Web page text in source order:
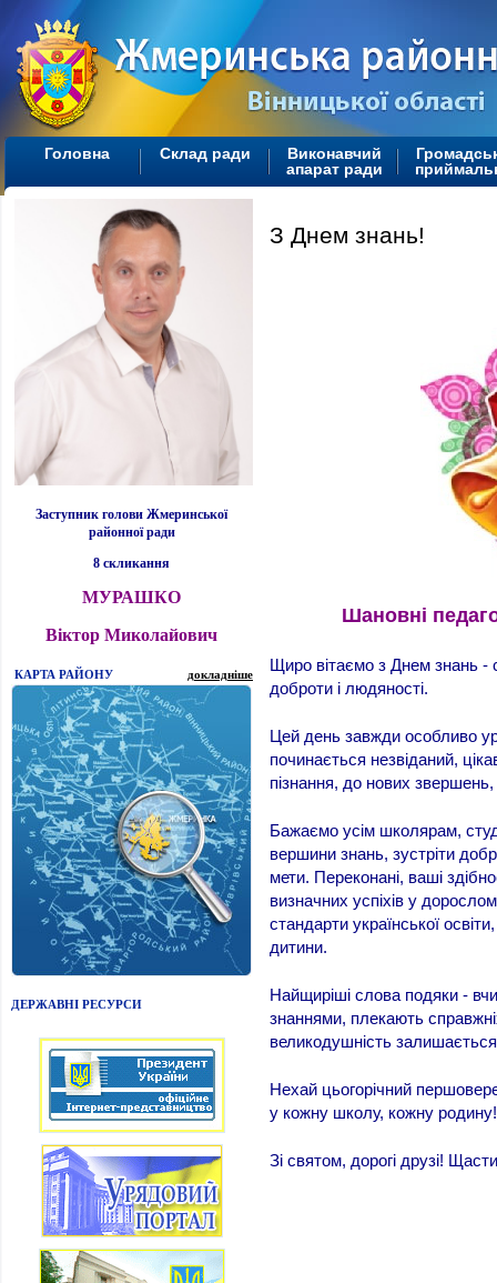
Головна Склад ради
Виконавчий
апарат ради
Заступник голови Жмеринської
районної ради
8 скликання
МУРАШКО
Віктор Миколайович
КАРТА РАЙОНУ докладніше
ДЕРЖАВНІ РЕСУРСИ
З Днем знань!
Шановні
Щиро вітаємо з Днем знань -
доброти і людяності.
Цей день завжди особливо
починається незвіданий,
пізнання, до нових
Бажаємо усім школярам,
вершини знань, зустріти
мети. Переконані, ваші
визначних успіхів у
стандарти української
дитини.
Найщиріші слова подяки -
знаннями, плекають
великодушність
Нехай цьогорічний
у кожну школу, кожну родину!
Зі святом, дорогі друзі!